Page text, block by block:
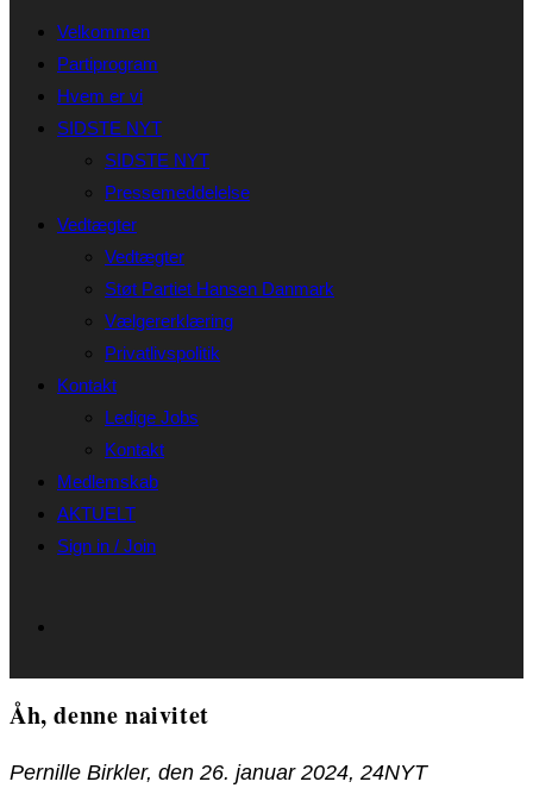
Velkommen
Partiprogram
Hvem er vi
SIDSTE NYT
SIDSTE NYT
Pressemeddelelse
Vedtægter
Vedtægter
Støt Partiet Hansen Danmark
Vælgererklæring
Privatlivspolitik
Kontakt
Ledige Jobs
Kontakt
Medlemskab
AKTUELT
Sign in / Join
Åh, denne naivitet
Pernille Birkler, den 26. januar 2024, 24NYT